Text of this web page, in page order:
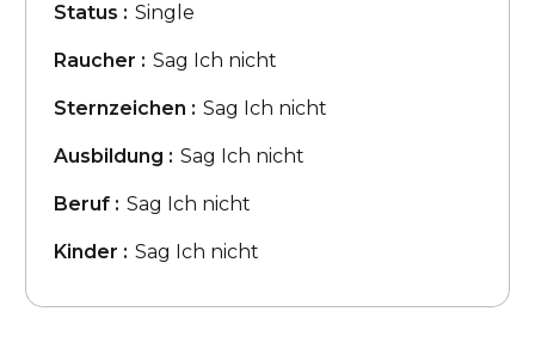
Status : Single
Raucher : Sag Ich nicht
Sternzeichen : Sag Ich nicht
Ausbildung : Sag Ich nicht
Beruf : Sag Ich nicht
Kinder : Sag Ich nicht